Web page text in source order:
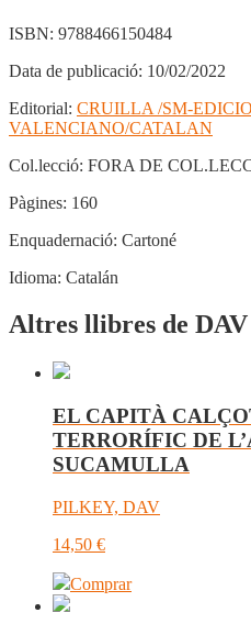
ISBN: 9788466150484
Data de publicació: 10/02/2022
Editorial: CRUILLA /SM-
VALENCIANO/CATALAN
Col.lecció: FORA DE
Pàgines: 160
Enquadernació: Cartoné
Idioma: Catalán
Altres llibres de
EL CAPITÀ
TERRORÍFIC DE
SUCAMULLA
PILKEY, DAV
14,50 €
Comprar